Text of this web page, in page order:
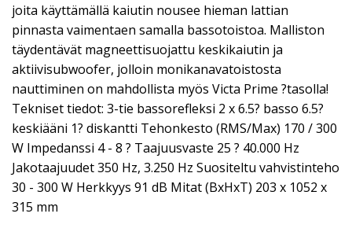
joita käyttämällä kaiutin nousee hieman lattian
pinnasta vaimentaen samalla bassotoistoa. Malliston
täydentävät magneettisuojattu keskikaiutin ja
aktiivisubwoofer, jolloin monikanavatoistosta
nauttiminen on mahdollista myös Victa Prime ?tasolla!
Tekniset tiedot: 3-tie bassorefleksi 2 x 6.5? basso 6.5?
keskiääni 1? diskantti Tehonkesto (RMS/Max) 170 / 300
W Impedanssi 4 - 8 ? Taajuusvaste 25 ? 40.000 Hz
Jakotaajuudet 350 Hz, 3.250 Hz Suositeltu vahvistinteho
30 - 300 W Herkkyys 91 dB Mitat (BxHxT) 203 x 1052 x
315 mm